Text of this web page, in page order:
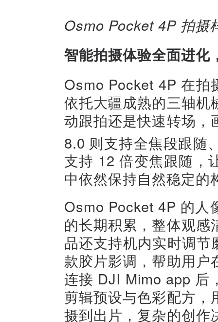
Osmo Pocket 4P 拍摄
智能拍摄体验全面进化
Osmo Pocket 4P 在拍
依托大疆成熟的三轴
动跟拍还是快速转场
8.0 则支持全焦段跟随
支持 12 倍变焦跟随，
中依然保持自然稳定的
Osmo Pocket 4P 的人
的长期积累，整体观
品还支持机内实时调
款胶片影调，帮助用
连接 DJI Mimo app 后
剪辑预设与色彩配方
摄到出片，复杂的创